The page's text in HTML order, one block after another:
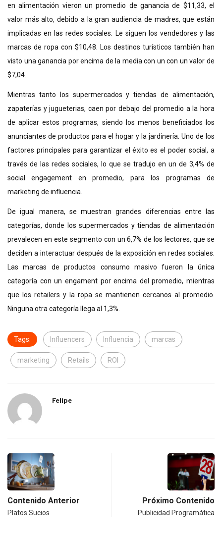
en alimentación vieron un promedio de ganancia de $11,33, el
valor más alto, debido a la gran audiencia de madres, que están
implicadas en las redes sociales. Le siguen los vendedores y las
marcas de ropa con $10,48. Los destinos turísticos también han
visto una ganancia por encima de la media con un con un valor de
$7,04.
Mientras tanto los supermercados y tiendas de alimentación,
zapaterías y jugueterias, caen por debajo del promedio a la hora
de aplicar estos programas, siendo los menos beneficiados los
anunciantes de productos para el hogar y la jardinería. Uno de los
factores principales para garantizar el éxito es el poder social, a
través de las redes sociales, lo que se tradujo en un de 3,4% de
social engagement en promedio, para los programas de
marketing de influencia.
De igual manera, se muestran grandes diferencias entre las
categorías, donde los supermercados y tiendas de alimentación
prevalecen en este segmento con un 6,7% de los lectores, que se
deciden a interactuar después de la exposición en redes sociales.
Las marcas de productos consumo masivo fueron la única
categoría con un engament por encima del promedio, mientras
que los retailers y la ropa se mantienen cercanos al promedio.
Ninguna otra categoría llega al 1,3%.
Tags: Influencers Influencia marcas
marketing Retails ROI
Felipe
Contenido Anterior
Platos Sucios
Próximo Contenido
Publicidad Programática